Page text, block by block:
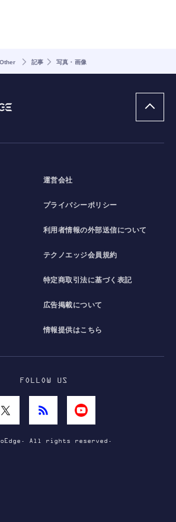
Other 記事 写真・画像
運営会社
プライバシーポリシー
利用者情報の外部送信について
テクノエッジ会員規約
特定商取引法に基づく表記
広告掲載について
情報提供はこちら
FOLLOW US
All rights reserved.